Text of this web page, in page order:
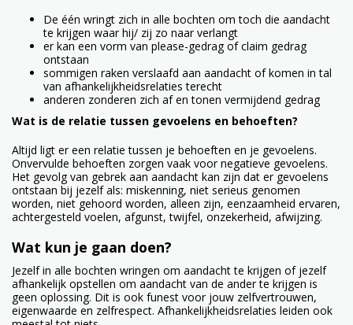
De één wringt zich in alle bochten om toch die aandacht
te krijgen waar hij/ zij zo naar verlangt
er kan een vorm van please-gedrag of claim gedrag
ontstaan
sommigen raken verslaafd aan aandacht of komen in tal
van afhankelijkheidsrelaties terecht
anderen zonderen zich af en tonen vermijdend gedrag
Wat is de relatie tussen gevoelens en behoeften?
Altijd ligt er een relatie tussen je behoeften en je gevoelens.
Onvervulde behoeften zorgen vaak voor negatieve gevoelens.
Het gevolg van gebrek aan aandacht kan zijn dat er gevoelens
ontstaan bij jezelf als: miskenning, niet serieus genomen
worden, niet gehoord worden, alleen zijn, eenzaamheid ervaren,
achtergesteld voelen, afgunst, twijfel, onzekerheid, afwijzing.
Wat kun je gaan doen?
Jezelf in alle bochten wringen om aandacht te krijgen of jezelf
afhankelijk opstellen om aandacht van de ander te krijgen is
geen oplossing. Dit is ook funest voor jouw zelfvertrouwen,
eigenwaarde en zelfrespect. Afhankelijkheidsrelaties leiden ook